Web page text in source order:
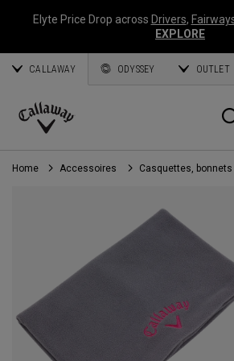
Elyte Price Drop across Drivers,
EXPLORE
CALLAWAY ODYSSEY OUTLET
Callaway
Golf
Home Accessoires Casquettes,